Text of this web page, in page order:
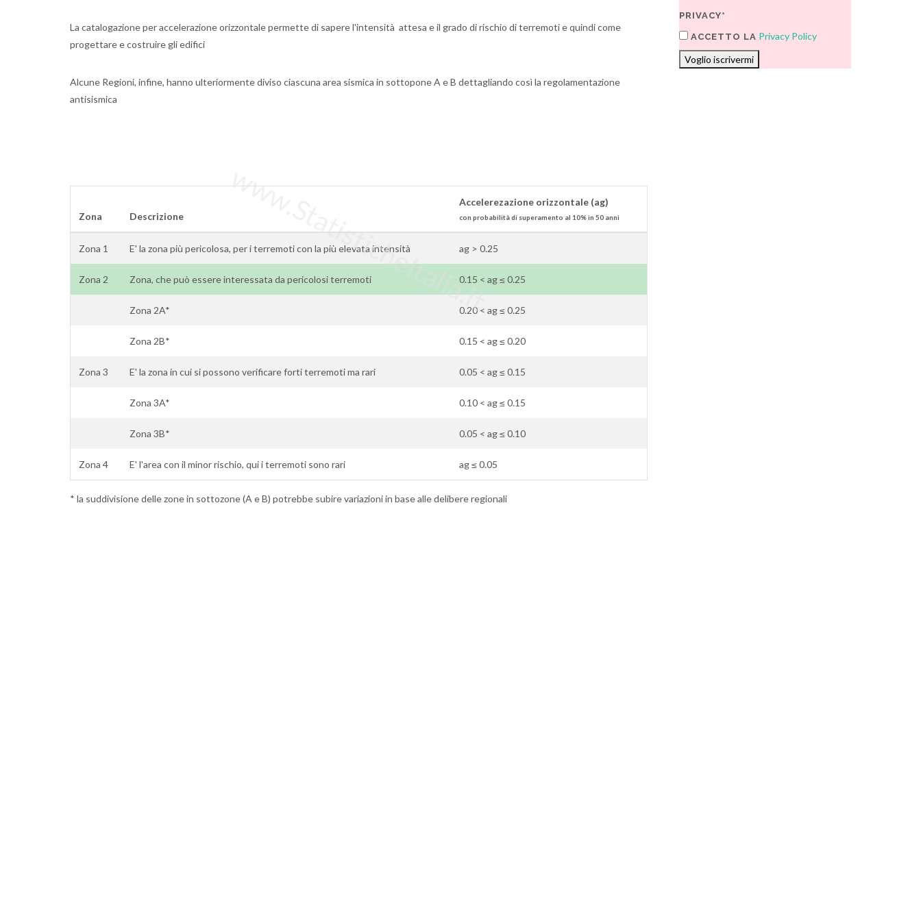
La catalogazione per accelerazione orizzontale permette di sapere l'intensità attesa e il grado di rischio di terremoti e quindi come
progettare e costruire gli edifici
Alcune Regioni, infine, hanno ulteriormente diviso ciascuna area sismica in sottopone A e B dettagliando così la regolamentazione
antisismica
Zona Descrizione
Accelerezazione orizzontale (ag)
con probabilità di superamento al 10% in 50 anni
Zona 1 E' la zona più pericolosa, per i terremoti con la più elevata intensità ag > 0.25
Zona 2 Zona, che può essere interessata da pericolosi terremoti 0.15 < ag ≤ 0.25
Zona 2A* 0.20 < ag ≤ 0.25
Zona 2B* 0.15 < ag ≤ 0.20
Zona 3 E' la zona in cui si possono verificare forti terremoti ma rari 0.05 < ag ≤ 0.15
Zona 3A* 0.10 < ag ≤ 0.15
Zona 3B* 0.05 < ag ≤ 0.10
Zona 4 E' l'area con il minor rischio, qui i terremoti sono rari ag ≤ 0.05
www.StatisticheItalia.it
* la suddivisione delle zone in sottozone (A e B) potrebbe subire variazioni in base alle delibere regionali
PRIVACY*
ACCETTO LA Privacy Policy
Voglio iscrivermi